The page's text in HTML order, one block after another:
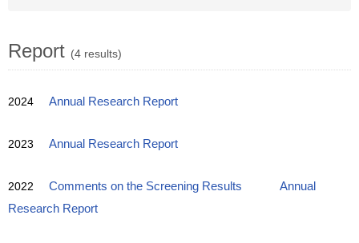
Report (4 results)
2024 Annual Research Report
2023 Annual Research Report
2022 Comments on the Screening Results
Annual
Research Report